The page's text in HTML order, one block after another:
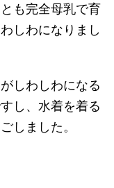
も完全母乳で育
しわになりまし
しわしわになる
し、水着を着る
しました。